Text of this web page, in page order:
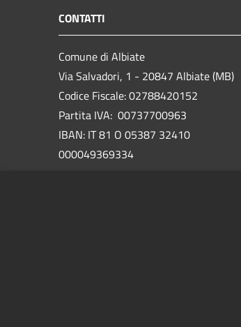
CONTATTI
Comune di Albiate
Via Salvadori, 1 - 20847 Albiate (MB)
Codice Fiscale: 02788420152
Partita IVA: 00737700963
IBAN: IT 81 O 05387 32410
000049369334